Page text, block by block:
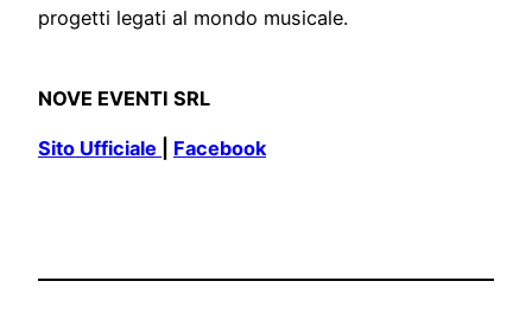
progetti legati al mondo musicale.
NOVE EVENTI SRL
Sito Ufficiale Facebook